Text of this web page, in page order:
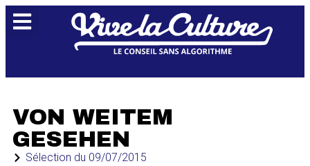
VON WEITEM
GESEHEN
Sélection du 09/07/2015